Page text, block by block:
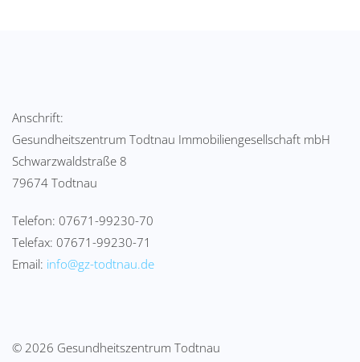
Anschrift:
Gesundheitszentrum Todtnau Immobiliengesellschaft mbH
Schwarzwaldstraße 8
79674 Todtnau
Telefon: 07671-99230-70
Telefax: 07671-99230-71
Email: info@gz-todtnau.de
© 2026 Gesundheitszentrum Todtnau